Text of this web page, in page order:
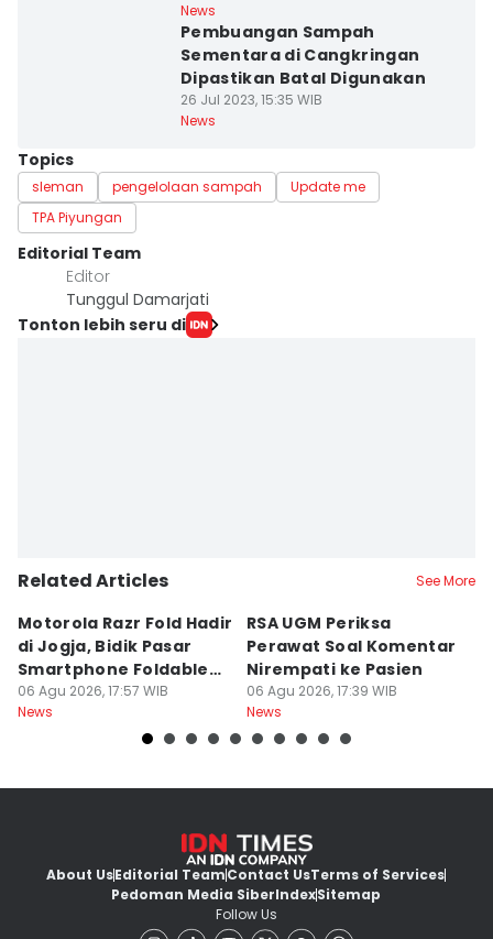
News
Pembuangan Sampah
Sementara di Cangkringan
Dipastikan Batal Digunakan
26 Jul 2023, 15:35 WIB
News
Topics
sleman pengelolaan sampah
Update me
TPA Piyungan
Editorial Team
Editor
Tunggul Damarjati
Tonton lebih seru di
Related Articles See More
Motorola Razr Fold Hadir
di Jogja, Bidik Pasar
Smartphone Foldable
Premium
06 Agu 2026, 17:57 WIB
News
RSA UGM Periksa
Perawat Soal Komentar
Nirempati ke Pasien
06 Agu 2026, 17:39 WIB
News
About UsEditorial TeamContact UsTerms of Services
Pedoman Media SiberIndexSitemap
Follow Us